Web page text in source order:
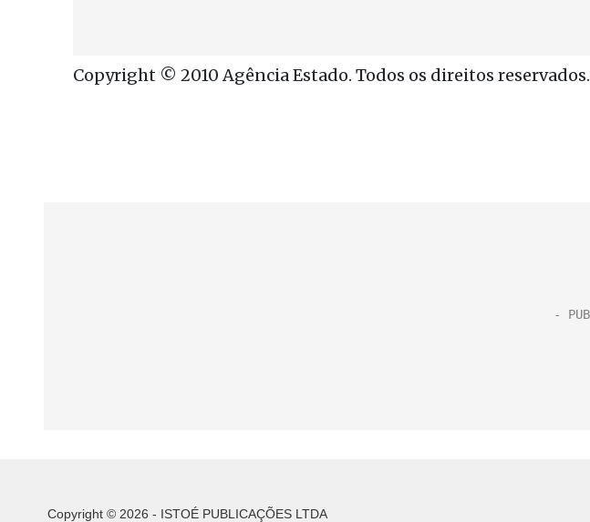
Copyright © 2010 Agência Estado. Todos os direitos reservados.
Copyright © 2026 - ISTOÉ PUBLICAÇÕES LTDA